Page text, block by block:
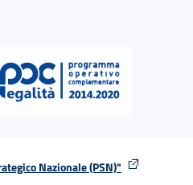
Nazionale (PSN)"